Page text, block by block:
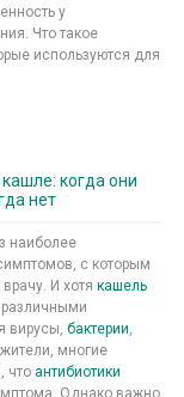
у
Что такое
используются для
когда они
нет
наиболее
с которым
И хотя кашель
вирусы, бактерии,
многие
что антибиотики
Однако важно